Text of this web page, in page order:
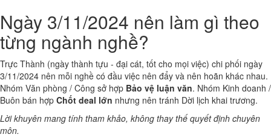
Ngày 3/11/2024 nên làm gì theo
từng ngành nghề?
Trực Thành (ngày thành tựu - đại cát, tốt cho mọi việc) chi phối ngày
3/11/2024 nên mỗi nghề có đầu việc nên đẩy và nên hoãn khác nhau.
Nhóm Văn phòng / Công sở hợp Bảo vệ luận văn. Nhóm Kinh doanh /
Buôn bán hợp Chốt deal lớn nhưng nên tránh Dời lịch khai trương.
Lời khuyên mang tính tham khảo, không thay thế quyết định chuyên
môn.